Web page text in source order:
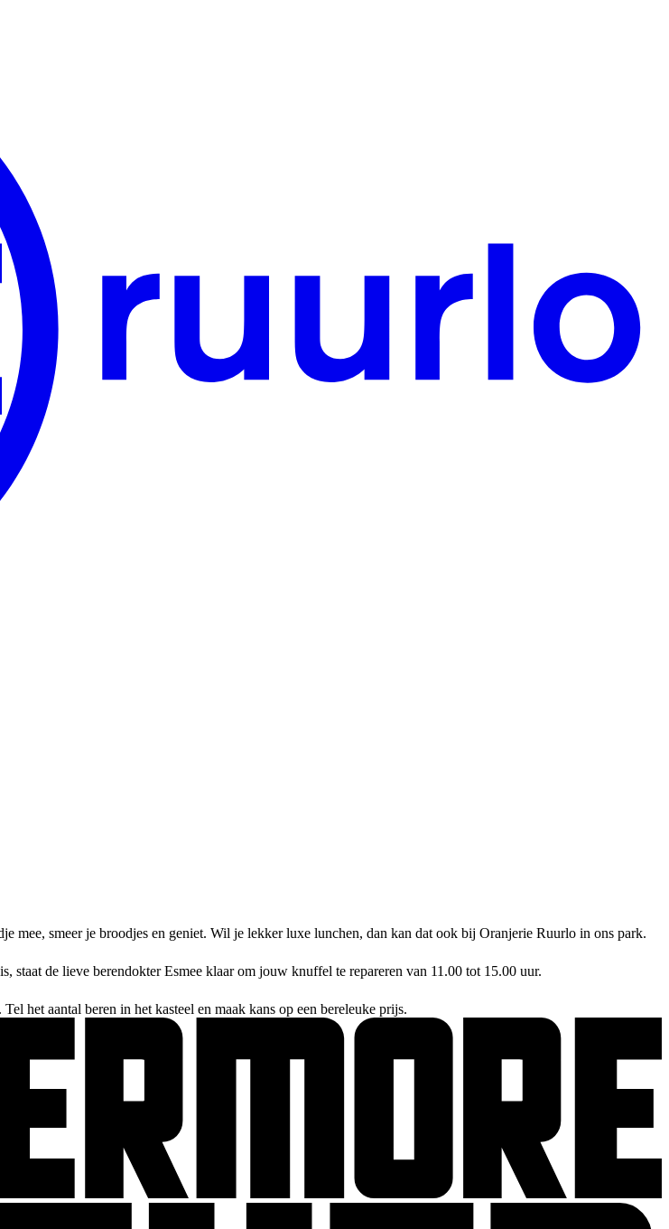
mee, smeer je broodjes en geniet. Wil je lekker luxe lunchen, dan kan dat ook bij Oranjerie Ruurlo in ons park.
de lieve berendokter Esmee klaar om jouw knuffel te repareren van 11.00 tot 15.00 uur.
het aantal beren in het kasteel en maak kans op een bereleuke prijs.